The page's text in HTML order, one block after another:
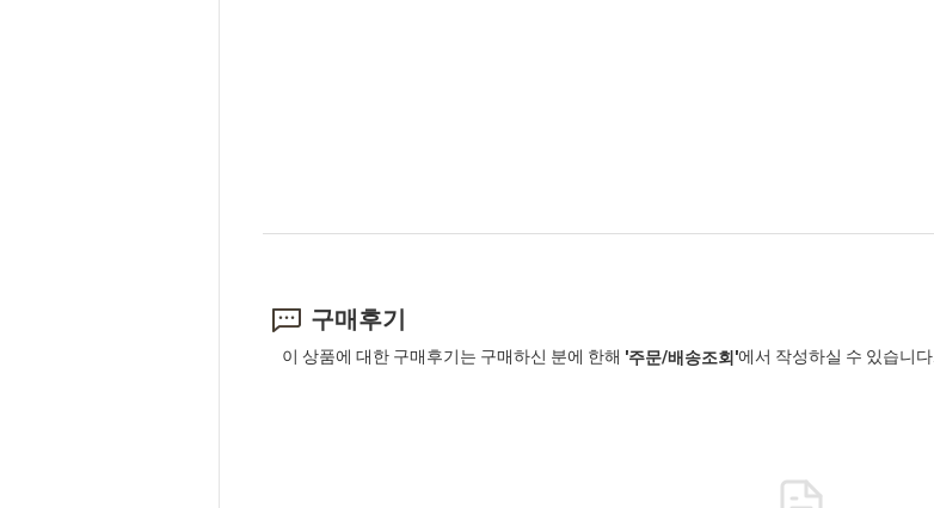
구매후기
이 상품에 대한 구매후기는 구매하신 분에 한해 '주문/배송조회'에서 작성하실 수 있습니다.